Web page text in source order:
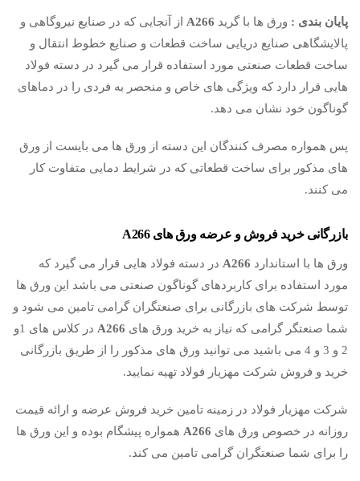
پایان بندی : ورق ها با گرید A266 از آنجایی که در صنایع نیروگاهی و
پالایشگاهی صنایع دریایی ساخت قطعات و صنایع خطوط انتقال و
ساخت قطعات صنعتی مورد استفاده قرار می گیرد در دسته فولاد
هایی قرار دارد که ویژگی های خاص و منحصر به فردی را در دماهای
گوناگون خود نشان می دهد.
پس همواره مصرف کنندگان این دسته از ورق ها می بایست از ورق
های مذکور برای ساخت قطعاتی که در شرایط دمایی متفاوت کار
می کنند.
بازرگانی خرید فروش و عرضه ورق هایA266
ورق ها با استاندارد A266 در دسته فولاد هایی قرار می گیرد که
مورد استفاده برای کاربردهای گوناگون صنعتی می باشد این ورق ها
توسط شرکت های بازرگانی برای صنعتگران گرامی تامین می شود و
شما صنعتگر گرامی که نیاز به خرید ورق های A266
در کلاس های 1و
2 و 3 و 4 می باشید می توانید ورق های مذکور را از طریق بازرگانی
خرید و فروش شرکت مهزیار فولاد تهیه نمایید.
شرکت مهزیار فولاد در زمینه تامین خرید فروش عرضه و ارائه قیمت
روزانه در خصوص ورق های A266 همواره پیشگام بوده و این ورق ها
را برای شما صنعتگران گرامی تامین می کند.